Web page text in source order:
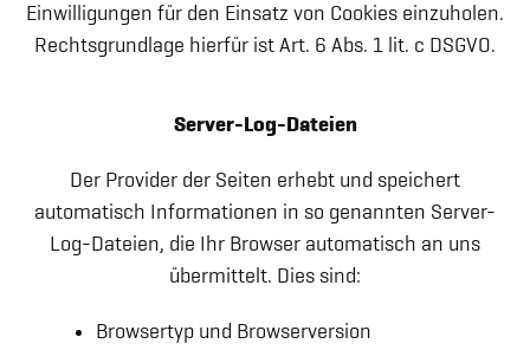
Einwilligungen für den Einsatz von Cookies einzuholen.
Rechtsgrundlage hierfür ist Art. 6 Abs. 1 lit. c DSGVO.
Server-Log-Dateien
Der Provider der Seiten erhebt und speichert
automatisch Informationen in so genannten Server-
Log-Dateien, die Ihr Browser automatisch an uns
übermittelt. Dies sind:
Browsertyp und Browserversion